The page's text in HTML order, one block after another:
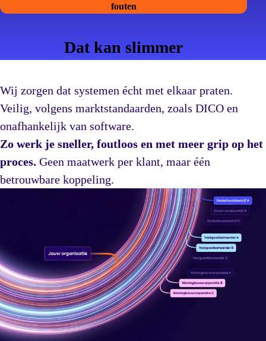
fouten
Dat kan slimmer
Wij zorgen dat systemen écht met elkaar praten.
Veilig, volgens marktstandaarden, zoals DICO en
onafhankelijk van software.
Zo werk je sneller, foutloos en met meer grip op het
proces. Geen maatwerk per klant, maar één
betrouwbare koppeling.